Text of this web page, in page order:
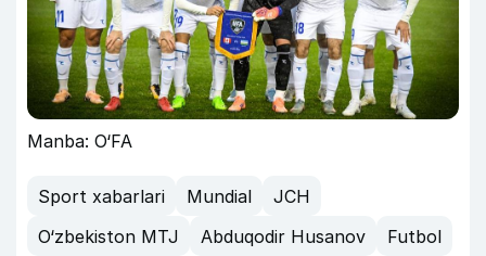
Manba: O‘FA
Sport xabarlari Mundial
JCH
O‘zbekiston MTJ
Abduqodir Husanov
Futbol